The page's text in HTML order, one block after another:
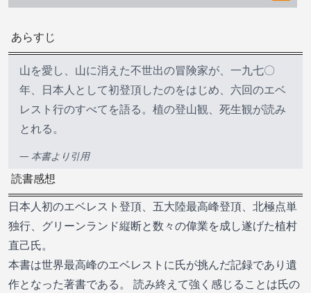
あらすじ
山を愛し、山に消えた不世出の冒険家が、一九七〇
年、日本人として初登頂したのをはじめ、六回のエベ
レスト行のすべてを語る。植の登山観、死生観が読み
とれる。
— 本書より引用
読書感想
日本人初のエベレスト登頂、五大陸最高峰登頂、北極点単
独行、グリーンランド縦断と数々の偉業を成し遂げた植村
直己氏。
本書は世界最高峰のエベレストに氏が挑んだ記録であり遺
作となった著書である。 読み終えて強く感じることは氏の